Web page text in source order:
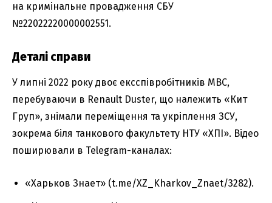
на кримінальне провадження СБУ
№22022220000002551.
Деталі справи
У липні 2022 року двоє ексспівробітників МВС,
перебуваючи в Renault Duster, що належить «Кит
Груп», знімали переміщення та укріплення ЗСУ,
зокрема біля танкового факультету НТУ «ХПІ». Відео
поширювали в Telegram-каналах:
«Харьков Знает» (t.me/XZ_Kharkov_Znaet/3282).